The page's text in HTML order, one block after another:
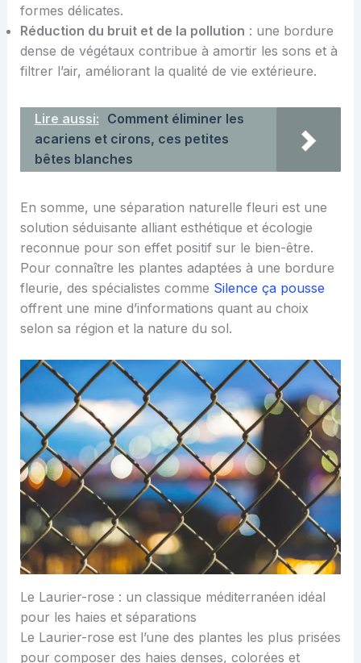
formes délicates.
Réduction du bruit et de la pollution : une bordure
dense de végétaux contribue à amortir les sons et à
filtrer l’air, améliorant la qualité de vie extérieure.
Lire aussi: Comment éliminer les
acariens et cirons, ces petites
bêtes blanches
En somme, une séparation naturelle fleuri est une
solution séduisante alliant esthétique et écologie
reconnue pour son effet positif sur le bien-être.
Pour connaître les plantes adaptées à une bordure
fleurie, des spécialistes comme Silence ça pousse
offrent une mine d’informations quant au choix
selon sa région et la nature du sol.
Le Laurier-rose : un classique méditerranéen idéal
pour les haies et séparations
Le Laurier-rose est l’une des plantes les plus prisées
pour composer des haies denses, colorées et